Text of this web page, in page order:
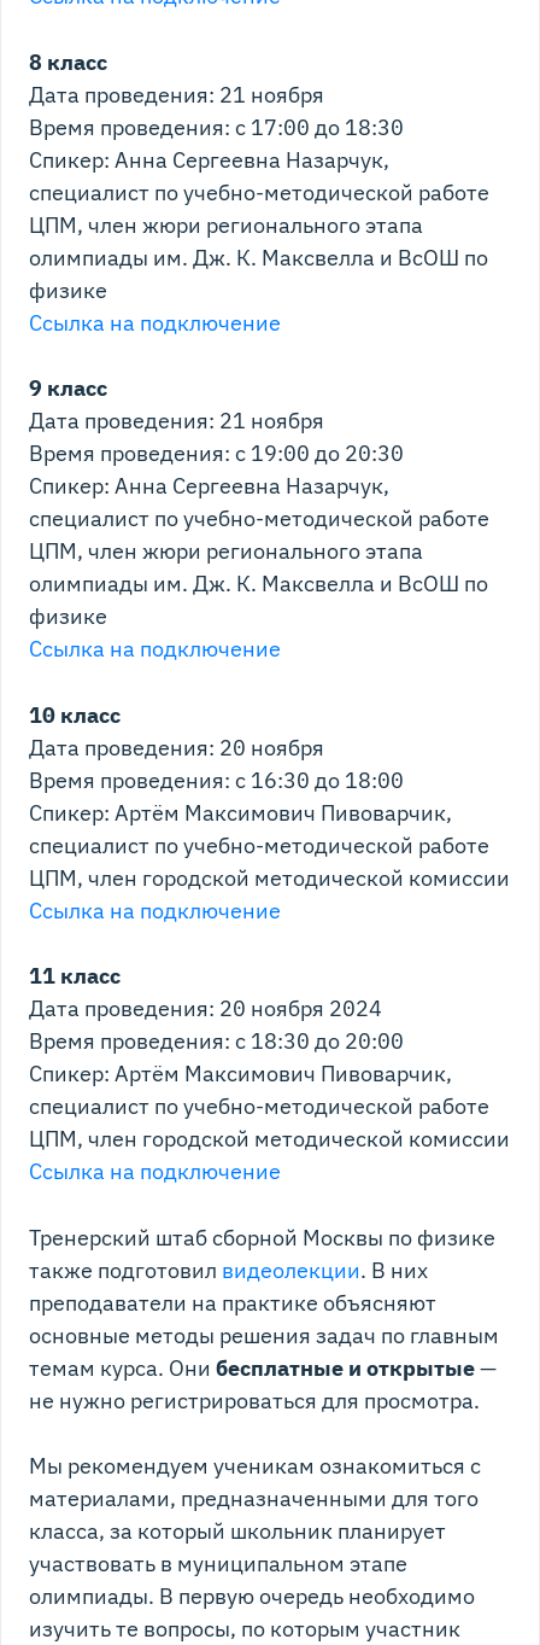
8 класс
Дата проведения: 21 ноября
Время проведения: с 17:00 до 18:30
Спикер: Анна Сергеевна Назарчук,
специалист по учебно-методической работе
ЦПМ, член жюри регионального этапа
олимпиады им. Дж. К. Максвелла и ВсОШ по
физике
Ссылка на подключение
9 класс
Дата проведения: 21 ноября
Время проведения: с 19:00 до 20:30
Спикер: Анна Сергеевна Назарчук,
специалист по учебно-методической работе
ЦПМ, член жюри регионального этапа
олимпиады им. Дж. К. Максвелла и ВсОШ по
физике
Ссылка на подключение
10 класс
Дата проведения: 20 ноября
Время проведения: с 16:30 до 18:00
Спикер: Артём Максимович Пивоварчик,
специалист по учебно-методической работе
ЦПМ, член городской методической комиссии
Ссылка на подключение
11 класс
Дата проведения: 20 ноября 2024
Время проведения: с 18:30 до 20:00
Спикер: Артём Максимович Пивоварчик,
специалист по учебно-методической работе
ЦПМ, член городской методической комиссии
Ссылка на подключение
Тренерский штаб сборной Москвы по физике
также подготовил видеолекции. В них
преподаватели на практике объясняют
основные методы решения задач по главным
темам курса. Они бесплатные и открытые—
не нужно регистрироваться для просмотра.
Мы рекомендуем ученикам ознакомиться с
материалами, предназначенными для того
класса, за который школьник планирует
участвовать в муниципальном этапе
олимпиады. В первую очередь необходимо
изучить те вопросы, по которым участник